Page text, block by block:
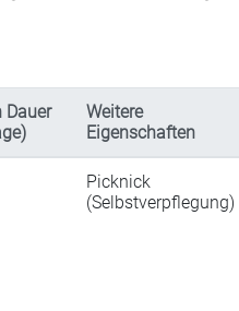
Dauer
Weitere
Eigenschaften
Picknick
(Selbstverpflegung)